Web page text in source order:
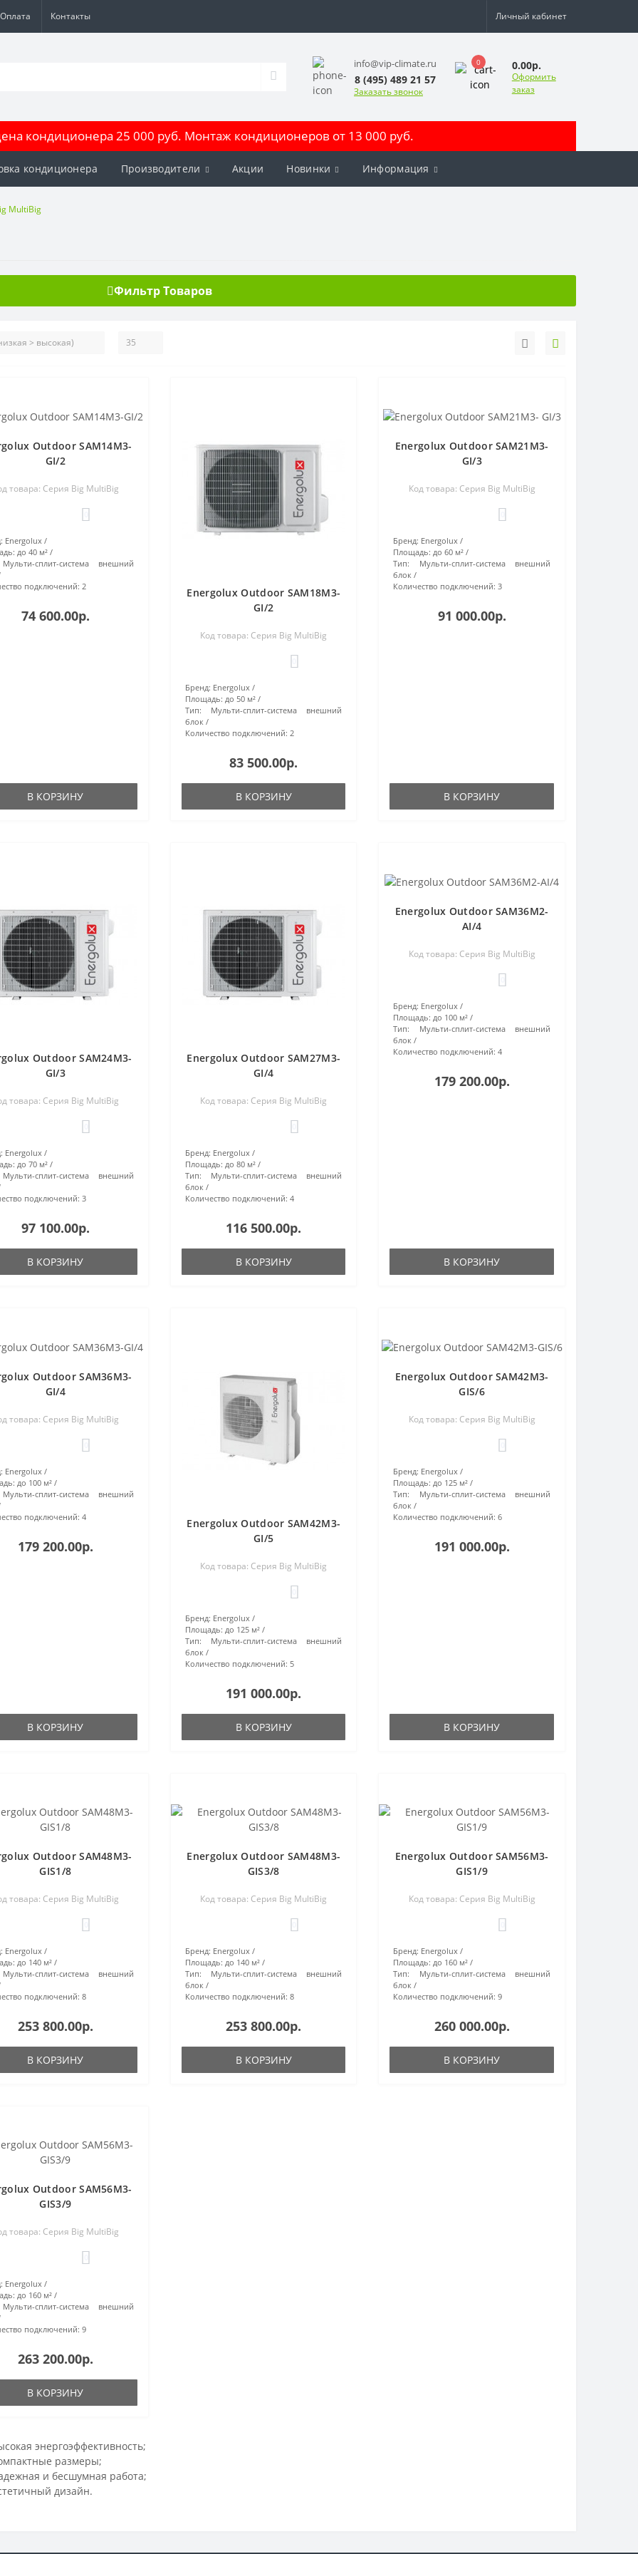
Оплата Контакты Личный кабинет
info@vip-climate.ru
8 (495) 489 21 57
Заказать звонок
0 0.00р.
Оформить
заказ
кондиционера 25 000 руб. Монтаж кондиционеров от 13 000 руб.
кондиционера Производители Акции Новинки Информация
MultiBig
Фильтр Товаров
Outdoor SAM14M3-
GI/2
товара: Серия Big MultiBig
Energolux
до 40 м²
Мульти-сплит-система внешний
подключений: 2
74 600.00р.
В КОРЗИНУ
Energolux Outdoor SAM18M3-
GI/2
Код товара: Серия Big MultiBig
Бренд: Energolux
Площадь: до 50 м²
Тип:
Мульти-сплит-система внешний
блок
Количество подключений: 2
83 500.00р.
В КОРЗИНУ
Energolux Outdoor SAM21M3-
GI/3
Код товара: Серия Big MultiBig
Бренд: Energolux
Площадь: до 60 м²
Тип:
Мульти-сплит-система внешний
блок
Количество подключений: 3
91 000.00р.
В КОРЗИНУ
Outdoor SAM24M3-
GI/3
товара: Серия Big MultiBig
Energolux
до 70 м²
Мульти-сплит-система внешний
подключений: 3
97 100.00р.
В КОРЗИНУ
Energolux Outdoor SAM27M3-
GI/4
Код товара: Серия Big MultiBig
Бренд: Energolux
Площадь: до 80 м²
Тип:
Мульти-сплит-система внешний
блок
Количество подключений: 4
116 500.00р.
В КОРЗИНУ
Energolux Outdoor SAM36M2-
AI/4
Код товара: Серия Big MultiBig
Бренд: Energolux
Площадь: до 100 м²
Тип:
Мульти-сплит-система внешний
блок
Количество подключений: 4
179 200.00р.
В КОРЗИНУ
Outdoor SAM36M3-
GI/4
товара: Серия Big MultiBig
Energolux
до 100 м²
Мульти-сплит-система внешний
подключений: 4
179 200.00р.
В КОРЗИНУ
Energolux Outdoor SAM42M3-
GI/5
Код товара: Серия Big MultiBig
Бренд: Energolux
Площадь: до 125 м²
Тип:
Мульти-сплит-система внешний
блок
Количество подключений: 5
191 000.00р.
В КОРЗИНУ
Energolux Outdoor SAM42M3-
GIS/6
Код товара: Серия Big MultiBig
Бренд: Energolux
Площадь: до 125 м²
Тип:
Мульти-сплит-система внешний
блок
Количество подключений: 6
191 000.00р.
В КОРЗИНУ
Outdoor SAM48M3-
GIS1/8
товара: Серия Big MultiBig
Energolux
до 140 м²
Мульти-сплит-система внешний
подключений: 8
253 800.00р.
В КОРЗИНУ
Energolux Outdoor SAM48M3-
GIS3/8
Код товара: Серия Big MultiBig
Бренд: Energolux
Площадь: до 140 м²
Тип:
Мульти-сплит-система внешний
блок
Количество подключений: 8
253 800.00р.
В КОРЗИНУ
Energolux Outdoor SAM56M3-
GIS1/9
Код товара: Серия Big MultiBig
Бренд: Energolux
Площадь: до 160 м²
Тип:
Мульти-сплит-система внешний
блок
Количество подключений: 9
260 000.00р.
В КОРЗИНУ
Outdoor SAM56M3-
GIS3/9
товара: Серия Big MultiBig
Energolux
до 160 м²
Мульти-сплит-система внешний
подключений: 9
263 200.00р.
В КОРЗИНУ
энергоэффективность;
размеры;
и бесшумная работа;
дизайн.